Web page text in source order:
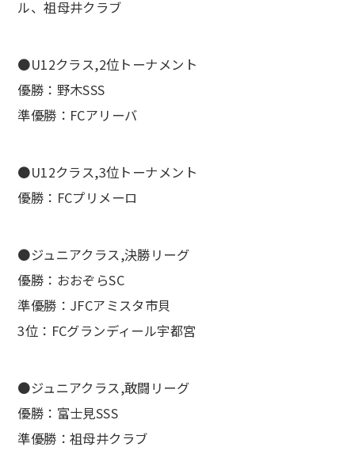
ル、祖母井クラブ
●U12クラス,2位トーナメント
優勝：野木SSS
準優勝：FCアリーバ
●U12クラス,3位トーナメント
優勝：FCプリメーロ
●ジュニアクラス,決勝リーグ
優勝：おおぞらSC
準優勝：JFCアミスタ市貝
3位：FCグランディール宇都宮
●ジュニアクラス,敢闘リーグ
優勝：富士見SSS
準優勝：祖母井クラブ